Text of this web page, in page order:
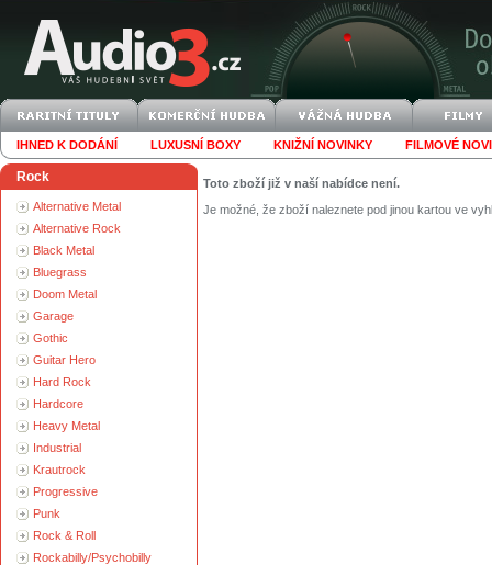
IHNED K DODÁNÍ LUXUSNÍ BOXY KNIŽNÍ NOVINKY FILMOVÉ
Rock
Alternative Metal
Alternative Rock
Black Metal
Bluegrass
Doom Metal
Garage
Gothic
Guitar Hero
Hard Rock
Hardcore
Heavy Metal
Industrial
Krautrock
Progressive
Punk
Rock & Roll
Rockabilly/Psychobilly
Toto zboží již v naší nabídce není.
Je možné, že zboží naleznete pod jinou kartou ve